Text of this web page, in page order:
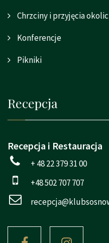
Chrzciny i przyjęcia
Konferencje
Pikniki
Recepcja
Recepcja i Restauracja
+ 48 22 379 31 00
+48 502 707 707